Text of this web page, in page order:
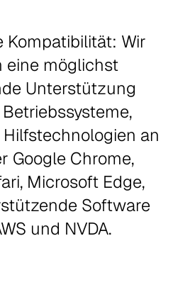
Kompatibilität: Wir
eine möglichst
Unterstützung
an
Google Chrome,
Microsoft Edge,
Software
und NVDA.